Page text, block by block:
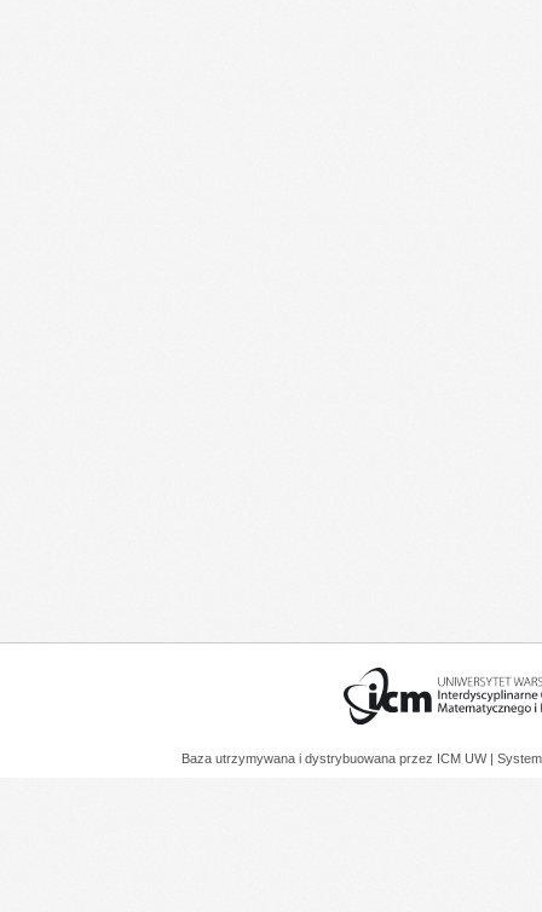
Baza utrzymywana i dystrybuowana przez ICM UW |